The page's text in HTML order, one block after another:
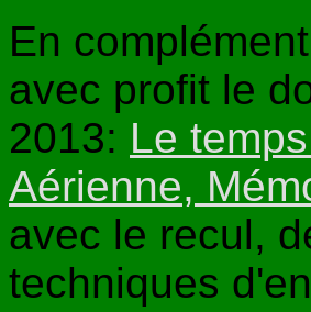
En
avec profit le
2013: Le
Aérienne,
avec le recul,
techniques